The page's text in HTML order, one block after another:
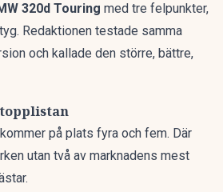
320d Touring med tre felpunkter,
Redaktionen testade samma
och kallade den större, bättre,
på plats fyra och fem. Där
utan två av marknadens mest